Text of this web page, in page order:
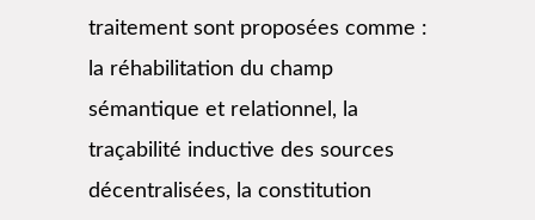
traitement sont proposées comme :
la réhabilitation du champ
sémantique et relationnel, la
traçabilité inductive des sources
décentralisées, la constitution